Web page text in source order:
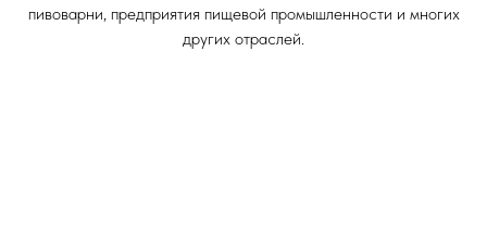
пивоварни, предприятия пищевой промышленности и многих
других отраслей.